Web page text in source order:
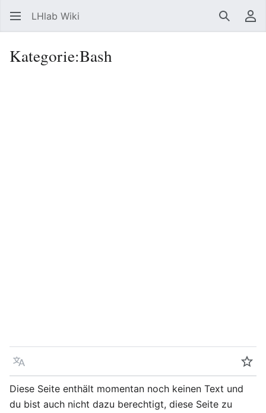
LHlab Wiki Suchen
Kategorie:Bash
Sprache
Diese Seite enthält momentan noch keinen Text und
du bist auch nicht dazu berechtigt, diese Seite zu